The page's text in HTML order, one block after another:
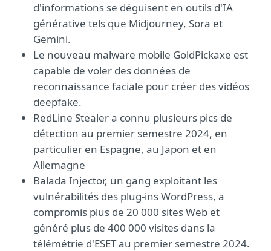
d'informations se déguisent en outils d'IA
générative tels que Midjourney, Sora et
Gemini.
Le nouveau malware mobile GoldPickaxe est
capable de voler des données de
reconnaissance faciale pour créer des vidéos
deepfake.
RedLine Stealer a connu plusieurs pics de
détection au premier semestre 2024, en
particulier en Espagne, au Japon et en
Allemagne
Balada Injector, un gang exploitant les
vulnérabilités des plug-ins WordPress, a
compromis plus de 20 000 sites Web et
généré plus de 400 000 visites dans la
télémétrie d'ESET au premier semestre 2024.